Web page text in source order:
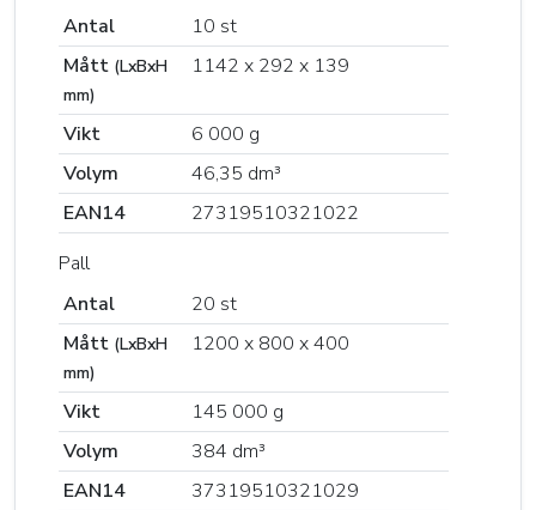
Antal
10 st
Mått (LxBxH
mm)
1142 x 292 x 139
Vikt
6 000 g
Volym
46,35 dm³
EAN14
27319510321022
Pall
Antal
20 st
Mått (LxBxH
mm)
1200 x 800 x 400
Vikt
145 000 g
Volym
384 dm³
EAN14
37319510321029